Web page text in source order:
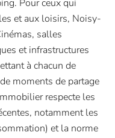
Pour ceux qui
et aux loisirs, Noisy-
salles
et infrastructures
à chacun de
moments de partage
respecte les
notamment les
et la norme